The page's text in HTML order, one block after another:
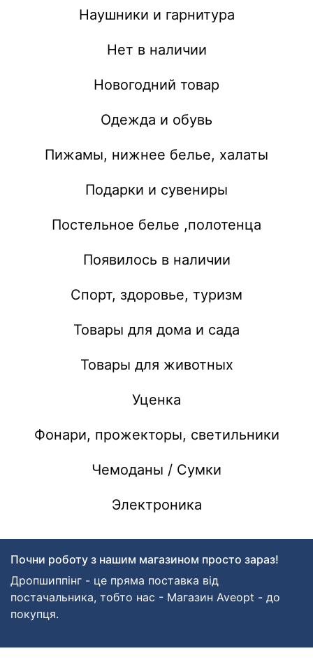
Наушники и гарнитура
Нет в наличии
Новогодний товар
Одежда и обувь
Пижамы, нижнее белье, халаты
Подарки и сувениры
Постельное белье ,полотенца
Появилось в наличии
Спорт, здоровье, туризм
Товары для дома и сада
Товары для животных
Уценка
Фонари, прожекторы, светильники
Чемоданы / Сумки
Электроника
Почни роботу з нашим магазином просто зараз!
Дропшиппінг - це пряма поставка від
постачальника, тобто нас - Магазин Aveopt - до
покупця.